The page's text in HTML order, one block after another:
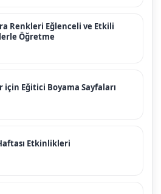
Renkleri Eğlenceli ve Etkili
Öğretme
için Eğitici Boyama Sayfaları
Etkinlikleri